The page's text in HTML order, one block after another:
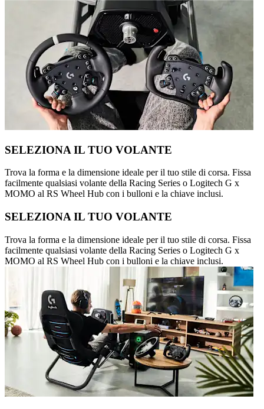
SELEZIONA IL TUO VOLANTE
Trova la forma e la dimensione ideale per il tuo stile di corsa. Fissa
facilmente qualsiasi volante della Racing Series o Logitech G x
MOMO al RS Wheel Hub con i bulloni e la chiave inclusi.
SELEZIONA IL TUO VOLANTE
Trova la forma e la dimensione ideale per il tuo stile di corsa. Fissa
facilmente qualsiasi volante della Racing Series o Logitech G x
MOMO al RS Wheel Hub con i bulloni e la chiave inclusi.